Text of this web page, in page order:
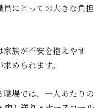
員にとっての大きな負担
族が不安を抱えやす
められます。
場では、一人あたりの